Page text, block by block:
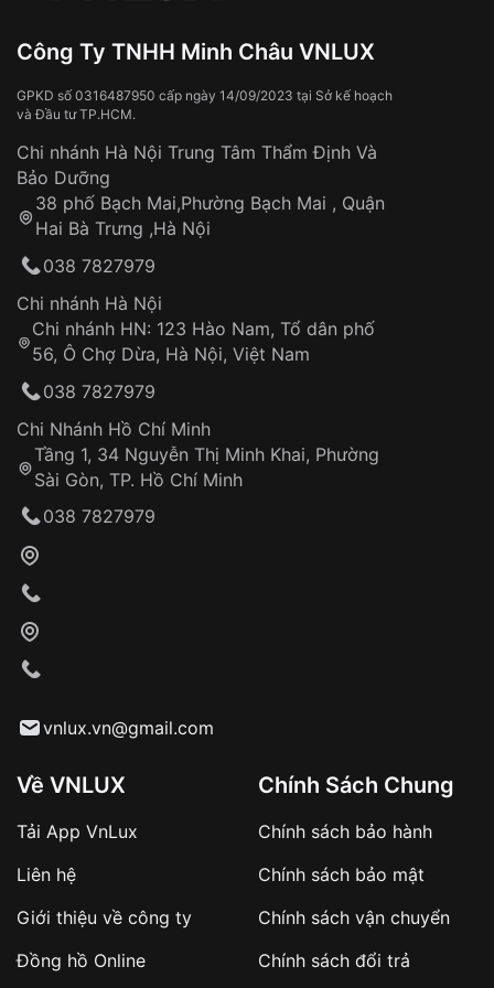
Thời gian vận chuyển trung bình: 3 – 5 ngày
làm việc
Áp dụng cho tất cả tỉnh thành trên toàn quốc
Thời gian tính từ khi xác nhận đơn hàng thành
công
Hotline: 0585 215 215
Từ khóa SEO:
Khách hàng kiểm tra và thanh toán trực tiếp
Từ khóa SEO:
sản phẩm đặc biệt
Khách hàng cần
đặt cọc trước 10% giá trị đơn
hàng
Số tiền còn lại thanh toán khi nhận hàng hoặc
Đồng hồ bị hư hỏng do:
Tai nạn hoặc tác động từ bên ngoài
Hao mòn tự nhiên theo thời gian:
Dây đeo
Sản phẩm đã bị:
Tự ý sửa chữa
thống VNLUX
Đảm bảo quyền lợi khách hàng
Đồng hành cùng khách hàng trong suốt quá
trình sử dụng
Công Ty TNHH Minh Châu VNLUX
GPKD số 0316487950 cấp ngày 14/09/2023 tại Sở kế hoạch
và Đầu tư TP.HCM.
Chi nhánh Hà Nội Trung Tâm Thẩm Định Và
Bảo Dưỡng
38 phố Bạch Mai,Phường Bạch Mai , Quận
Hai Bà Trưng ,Hà Nội
038 7827979
Chi nhánh Hà Nội
Chi nhánh HN: 123 Hào Nam, Tổ dân phố
56, Ô Chợ Dừa, Hà Nội, Việt Nam
038 7827979
Chi Nhánh Hồ Chí Minh
Tầng 1, 34 Nguyễn Thị Minh Khai, Phường
Sài Gòn, TP. Hồ Chí Minh
038 7827979
vnlux.vn@gmail.com
Về VNLUX
Tải App VnLux
Liên hệ
Giới thiệu về công ty
Đồng hồ Online
Chính Sách Chung
Chính sách bảo hành
Chính sách bảo mật
Chính sách vận chuyển
Chính sách đổi trả